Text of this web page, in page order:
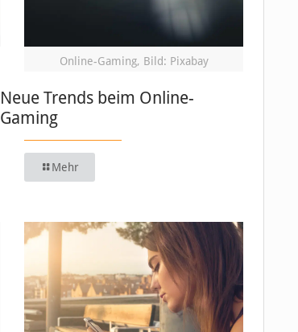
Online-Gaming, Bild: Pixabay
Neue Trends beim Online-
Gaming
Mehr